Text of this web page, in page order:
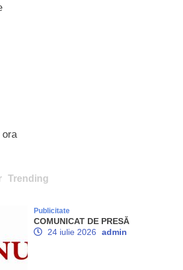
ora
Trending
Publicitate
COMUNICAT DE PRESĂ
24 iulie 2026
admin